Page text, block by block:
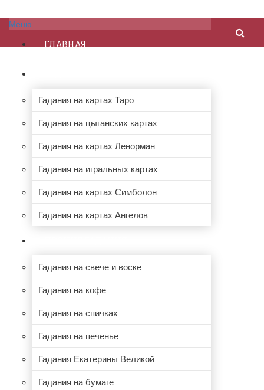
Меню
ГЛАВНАЯ
Гадания на картах Таро
Гадания на цыганских картах
Гадания на картах Ленорман
Гадания на игральных картах
Гадания на картах Симболон
Гадания на картах Ангелов
Гадания на свече и воске
Гадания на кофе
Гадания на спичках
Гадания на печенье
Гадания Екатерины Великой
Гадания на бумаге